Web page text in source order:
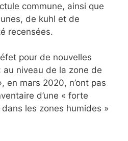
commune, ainsi que
de kuhl et de
recensées.
pour de nouvelles
niveau de la zone de
en mars 2020, n’ont pas
d’une « forte
les zones humides »